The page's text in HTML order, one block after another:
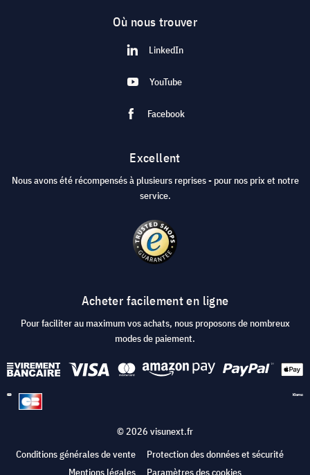
Où nous trouver
LinkedIn
YouTube
Facebook
Excellent
Nous avons été récompensés à plusieurs reprises - pour nos prix et notre
service.
Acheter facilement en ligne
Pour faciliter au maximum vos achats, nous proposons de nombreux
modes de paiement.
© 2026 visunext.fr
Conditions générales de vente
Protection des données et sécurité
Mentions légales
Paramètres des cookies